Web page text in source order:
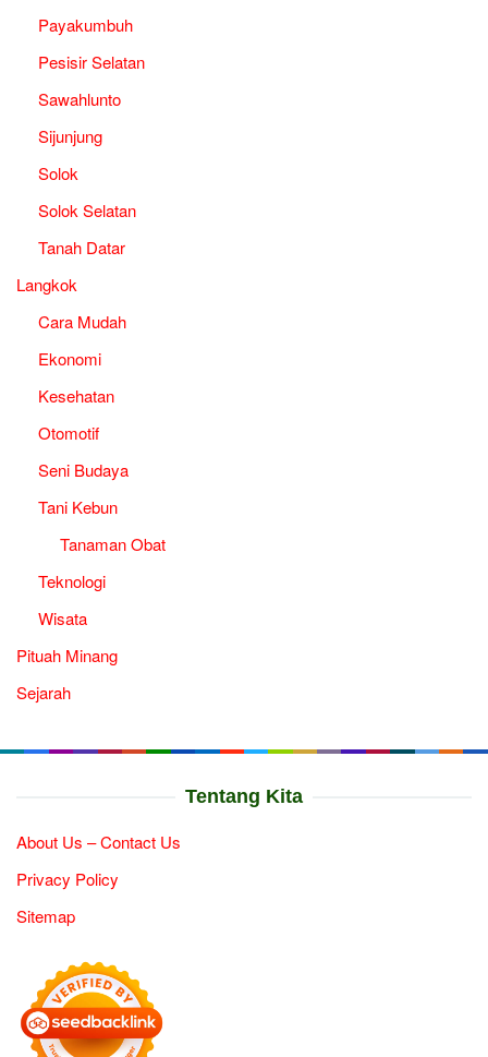
Payakumbuh
Pesisir Selatan
Sawahlunto
Sijunjung
Solok
Solok Selatan
Tanah Datar
Langkok
Cara Mudah
Ekonomi
Kesehatan
Otomotif
Seni Budaya
Tani Kebun
Tanaman Obat
Teknologi
Wisata
Pituah Minang
Sejarah
Tentang Kita
About Us – Contact Us
Privacy Policy
Sitemap